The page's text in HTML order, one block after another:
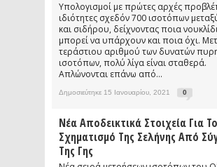
Υπολογισμοί με πρώτες αρχές
ιδιότητες σχεδόν 700 ισοτόπων
και σιδήρου, δείχνοντας ποια
μπορεί να υπάρχουν και ποια όχι.
τεράστιου αριθμού των δυνατών
ισοτόπων, πολύ λίγα είναι σταθερά.
Απλώνονται επάνω από...
Δημοσιεύτηκε 15 Ιανουαρίου, 2021 0
Νέα Αποδεικτικά Στοιχεία Για Το
Σχηματισμό Της Σελήνης Από
Της Γης